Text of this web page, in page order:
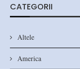
CATEGORII
Altele
America